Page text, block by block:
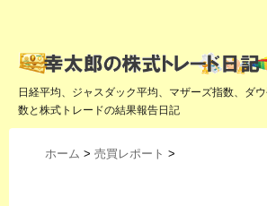
日経平均、ジャスダック平均、マザーズ指数、ダ
数と株式トレードの結果報告日記
ホーム > 売買レポート >